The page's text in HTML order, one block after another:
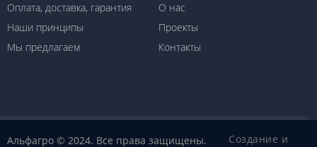
Оплата, доставка, гарантия
О нас
Наши принципы
Проекты
Мы предлагаем
Контакты
Альфагро © 2024. Все права защищены. Создание и